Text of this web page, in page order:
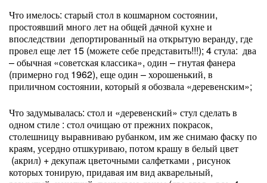
Что имелось: старый стол в кошмарном состоянии,
простоявший много лет на общей дачной кухне и
впоследствии депортированный на открытую веранду, где
провел еще лет 15 (можете себе представить!!!); 4 стула: два
– обычная «советская классика», один – гнутая фанера
(примерно год 1962), еще один – хорошенький, в
приличном состоянии, который я обозвала «деревенским»;
Что задумывалась: стол и «деревенский» стул сделать в
одном стиле : стол очищаю от прежних покрасок,
столешницу выравниваю рубанком, им же снимаю фаску по
краям, усердно отшкуриваю, потом крашу в белый цвет
(акрил) + декупаж цветочными салфетками , рисунок
которых тонирую, придавая им вид акварельный,